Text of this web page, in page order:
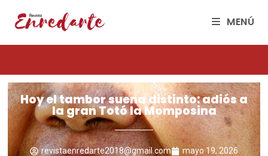
MENÚ
Hoy el tambor suena distinto: adiós a
la gran Totó la Momposina
revistaenredarte2018@gmail.com
mayo 19, 2026